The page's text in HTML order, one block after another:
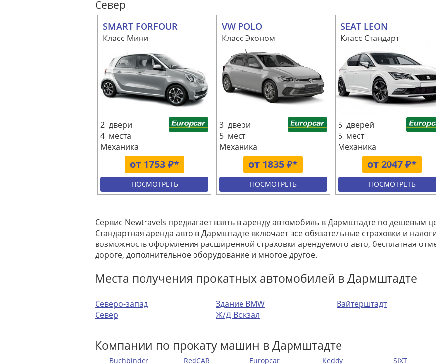
Север
SMART FORFOUR
Класс Мини
от 1753 ₽*
2 двери
4 места
Механика
ПОСМОТРЕТЬ
VW POLO
Класс Эконом
от 1835 ₽*
3 двери
5 мест
Механика
ПОСМОТРЕТЬ
SEAT LEON
Класс Стандарт
от 2047 ₽*
5 дверей
5 мест
Механика
ПОСМОТРЕТЬ
Сервис Newtravels предлагает взять в аренду автомобиль в Дармштадте по дешевым
Стандартная аренда авто в Дармштадте включает все обязательные страховки и
возможность оформления расширенной страховки арендуемого авто, бесплатная
дороге, дополнительное оборудование и многое другое.
Места получения прокатных автомобилей в Дармштадте
Северо-запад
Север
Здание BMW
Ж/Д Вокзал
Вайтерштадт
Компании по прокату машин в Дармштадте
Buchbinder RedCAR Europcar Keddy SIXT